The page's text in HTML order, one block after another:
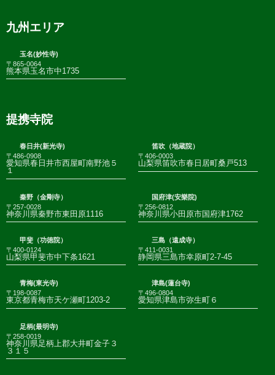
九州エリア
玉名(妙性寺)
〒865-0064
熊本県玉名市中1735
提携寺院
春日井(新光寺)
〒486-0908
愛知県春日井市西屋町南野池５
１
笛吹（地蔵院）
〒406-0003
山梨県笛吹市春日居町桑戸513
秦野（金剛寺）
〒257-0028
神奈川県秦野市東田原1116
国府津(安樂院)
〒256-0812
神奈川県小田原市国府津1762
甲斐（功徳院）
〒400-0124
山梨県甲斐市中下条1621
三島（遠成寺）
〒411-0031
静岡県三島市幸原町2-7-45
青梅(東光寺)
〒198-0087
東京都青梅市天ケ瀬町1203-2
津島(蓮台寺)
〒496-0804
愛知県津島市弥生町６
足柄(最明寺)
〒258-0019
神奈川県足柄上郡大井町金子３
３１５